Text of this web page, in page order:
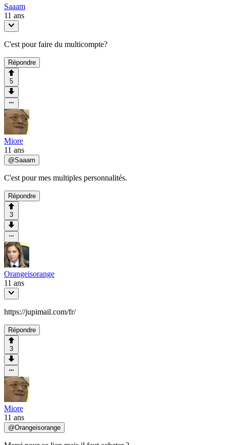
Saaam
11 ans
C'est pour faire du multicompte?
Répondre
5
Miore
11 ans
@Saaam
C'est pour mes multiples personnalités.
Répondre
3
Orangeisorange
11 ans
https://jupimail.com/fr/
Répondre
3
Miore
11 ans
@Orangeisorange